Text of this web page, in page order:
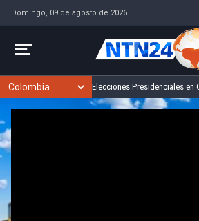
Domingo, 09 de agosto de 2026
Elecciones Presidenciales en